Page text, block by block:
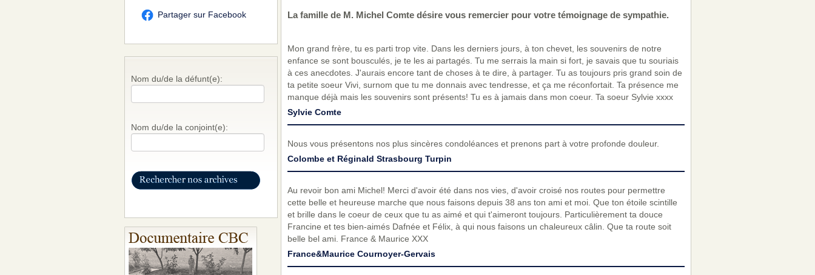
Partager sur Facebook
Nom du/de la défunt(e):
Nom du/de la conjoint(e):
La famille de M. Michel Comte désire vous remercier pour votre témoignage de sympathie.
Mon grand frère, tu es parti trop vite. Dans les derniers jours, à ton chevet, les souvenirs de notre
enfance se sont bousculés, je te les ai partagés. Tu me serrais la main si fort, je savais que tu souriais
à ces anecdotes. J'aurais encore tant de choses à te dire, à partager. Tu as toujours pris grand soin de
ta petite soeur Vivi, surnom que tu me donnais avec tendresse, et ça me réconfortait. Ta présence me
manque déjà mais les souvenirs sont présents! Tu es à jamais dans mon coeur. Ta soeur Sylvie xxxx
Sylvie Comte
Nous vous présentons nos plus sincères condoléances et prenons part à votre profonde douleur.
Colombe et Réginald Strasbourg Turpin
Au revoir bon ami Michel! Merci d'avoir été dans nos vies, d'avoir croisé nos routes pour permettre
cette belle et heureuse marche que nous faisons depuis 38 ans ton ami et moi. Que ton étoile scintille
et brille dans le coeur de ceux que tu as aimé et qui t'aimeront toujours. Particulièrement ta douce
Francine et tes bien-aimés Dafnée et Félix, à qui nous faisons un chaleureux câlin. Que ta route soit
belle bel ami. France & Maurice XXX
France&Maurice Cournoyer-Gervais